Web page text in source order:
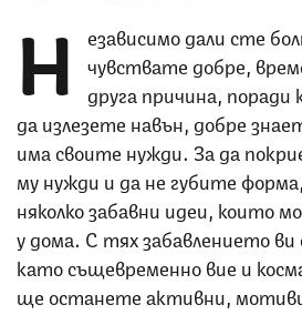
Н
езависимо дали сте
чувствате добре,
друга причина,
да излезете навън, добре
има своите нужди. За да
му нужди и да не губите
няколко забавни идеи, които
у дома. С тях забавлението ви
като същевременно вие и
ще останете активни,